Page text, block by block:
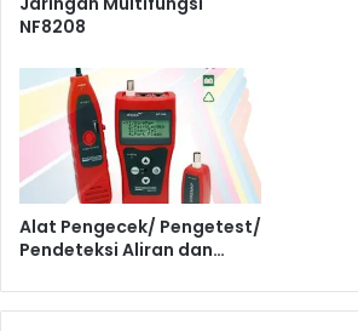
NF8208
Alat Pengecek/ Pengetest/
Pendeteksi Aliran dan…